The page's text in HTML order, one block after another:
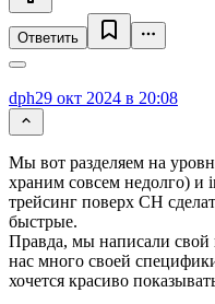
Ответить
dph29 окт 2024 в 20:08
Мы вот разделяем на
храним совсем недолго)
трейсинг поверх СH
быстрые.
Правда, мы написали свой
нас много своей
хочется красиво